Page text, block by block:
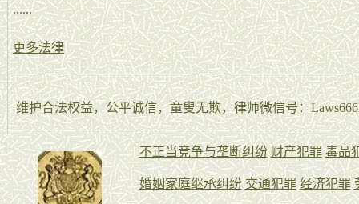
......
更多法律
维护合法权益，公平诚信，童叟无欺，律师微信号：